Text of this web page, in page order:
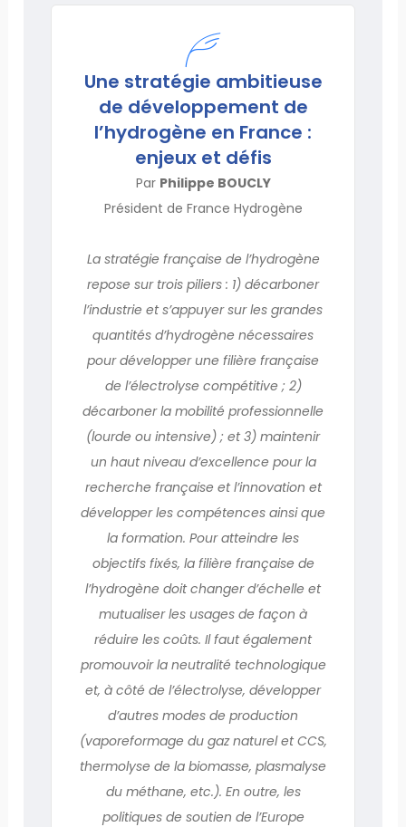
Une stratégie ambitieuse
de développement de
l’hydrogène en France :
enjeux et défis
Par Philippe BOUCLY
Président de France Hydrogène
La stratégie française de l’hydrogène
repose sur trois piliers : 1) décarboner
l’industrie et s’appuyer sur les grandes
quantités d’hydrogène nécessaires
pour développer une filière française
de l’électrolyse compétitive ; 2)
décarboner la mobilité professionnelle
(lourde ou intensive) ; et 3) maintenir
un haut niveau d’excellence pour la
recherche française et l’innovation et
développer les compétences ainsi que
la formation. Pour atteindre les
objectifs fixés, la filière française de
l’hydrogène doit changer d’échelle et
mutualiser les usages de façon à
réduire les coûts. Il faut également
promouvoir la neutralité technologique
et, à côté de l’électrolyse, développer
d’autres modes de production
(vaporeformage du gaz naturel et CCS,
thermolyse de la biomasse, plasmalyse
du méthane, etc.). En outre, les
politiques de soutien de l’Europe